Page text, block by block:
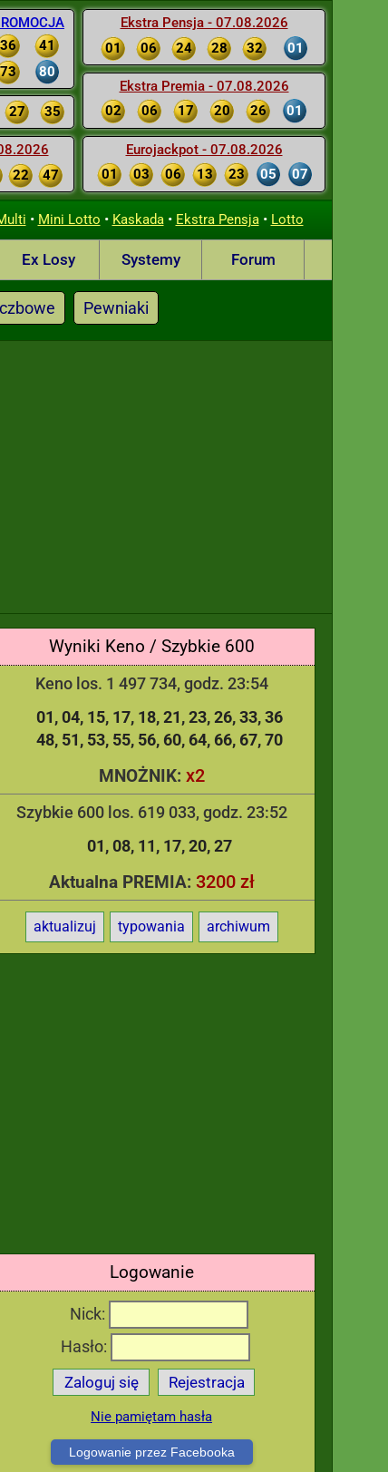
36
41
73 80
27 35
22 47
Ekstra Pensja - 07.08.2026
01
06 24 28 32 01
Ekstra Premia - 07.08.2026
02
06 17 20 26 01
Eurojackpot - 07.08.2026
01
03 06 13 23 05 07
• Mini Lotto • Kaskada• Ekstra Pensja• Lotto
Ex Losy Systemy Forum
Pewniaki
Wyniki Keno / Szybkie 600
Keno los. 1 497 734, godz. 23:54
01 04 15 17 18 21 23 26 33 36
48 51 53 55 56 60 64 66 67 70
MNOŻNIK: x2
Szybkie 600 los. 619 033, godz. 23:52
01 08 11 17 20 27
Aktualna PREMIA: 3200 zł
aktualizuj typowania archiwum
Logowanie
Nick:
Hasło:
Zaloguj się Rejestracja
Nie pamiętam hasła
Logowanie przez Facebooka